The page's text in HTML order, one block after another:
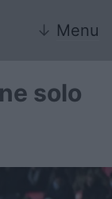
↓ Menu
solo